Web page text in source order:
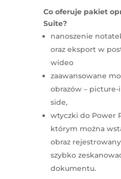
Co oferuje pakiet
Suite?
nanoszenie
oraz eksport w
wideo
zaawansowane
obrazów –
side,
wtyczki do Power
którym można
obraz
szybko
dokumentu.